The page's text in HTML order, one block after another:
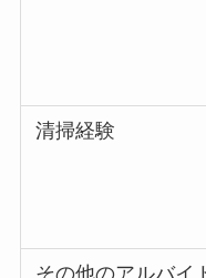
清掃経験
その他のアルバイ